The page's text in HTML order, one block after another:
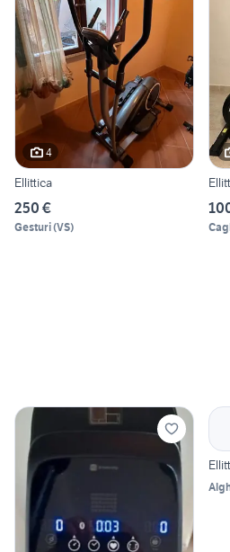
4
Ellittica
250 €
Gesturi(VS)